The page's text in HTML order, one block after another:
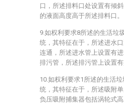
口，所述排料口处设置有倾
的液面高度高于所述排料口。
9.如权利要求8所述的生活垃
统，其特征在于，所述进水
连通，所述进水管上设置有
排污管，所述排污管上设置有
10.如权利要求1所述的生活
统，其特征在于，所述吸附
负压吸附捕集器包括涡轮式